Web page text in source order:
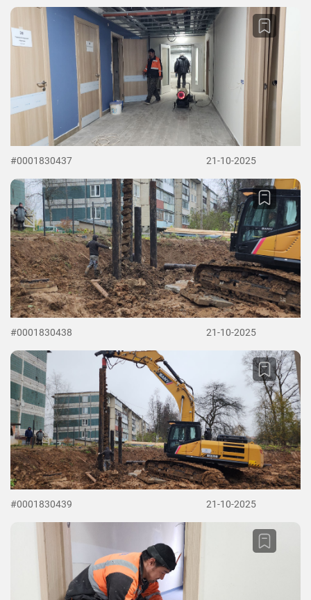
#0001830437 21-10-2025
#0001830438 21-10-2025
#0001830439 21-10-2025